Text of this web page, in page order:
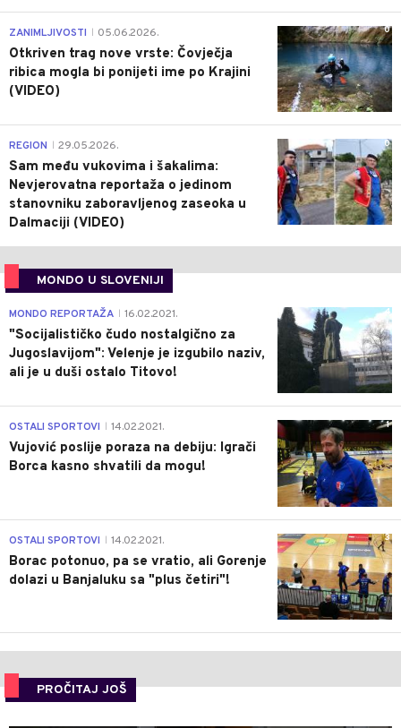
0
ZANIMLJIVOSTI 05.06.2026.
Otkriven trag nove vrste: Čovječja
ribica mogla bi ponijeti ime po Krajini
(VIDEO)
0
REGION 29.05.2026.
Sam među vukovima i šakalima:
Nevjerovatna reportaža o jedinom
stanovniku zaboravljenog zaseoka u
Dalmaciji (VIDEO)
MONDO U SLOVENIJI
4
MONDO REPORTAŽA 16.02.2021.
"Socijalističko čudo nostalgično za
Jugoslavijom": Velenje je izgubilo naziv,
ali je u duši ostalo Titovo!
1
OSTALI SPORTOVI 14.02.2021.
Vujović poslije poraza na debiju: Igrači
Borca kasno shvatili da mogu!
3
OSTALI SPORTOVI 14.02.2021.
Borac potonuo, pa se vratio, ali Gorenje
dolazi u Banjaluku sa "plus četiri"!
PROČITAJ JOŠ